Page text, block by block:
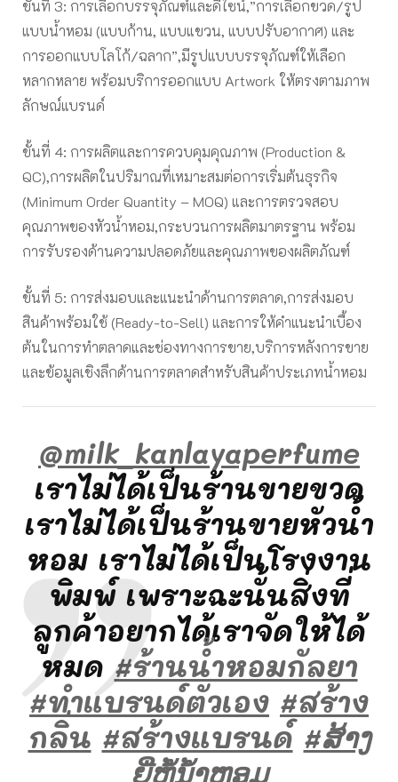
ขั้นที่ 3: การเลือกบรรจุภัณฑ์และดีไซน์,”การเลือกขวด/รูป
แบบน้ำหอม (แบบก้าน, แบบแขวน, แบบปรับอากาศ) และ
การออกแบบโลโก้/ฉลาก”,มีรูปแบบบรรจุภัณฑ์ให้เลือก
หลากหลาย พร้อมบริการออกแบบ Artwork ให้ตรงตามภาพ
ลักษณ์แบรนด์
ขั้นที่ 4: การผลิตและการควบคุมคุณภาพ (Production &
QC),การผลิตในปริมาณที่เหมาะสมต่อการเริ่มต้นธุรกิจ
(Minimum Order Quantity – MOQ) และการตรวจสอบ
คุณภาพของหัวน้ำหอม,กระบวนการผลิตมาตรฐาน พร้อม
การรับรองด้านความปลอดภัยและคุณภาพของผลิตภัณฑ์
ขั้นที่ 5: การส่งมอบและแนะนำด้านการตลาด,การส่งมอบ
สินค้าพร้อมใช้ (Ready-to-Sell) และการให้คำแนะนำเบื้อง
ต้นในการทำตลาดและช่องทางการขาย,บริการหลังการขาย
และข้อมูลเชิงลึกด้านการตลาดสำหรับสินค้าประเภทน้ำหอม
@milk_kanlayaperfume
เราไม่ได้เป็นร้านขายขวด
เราไม่ได้เป็นร้านขายหัวน้ำ
หอม เราไม่ได้เป็นโรงงาน
พิมพ์ เพราะฉะนั้นสิ่งที่
ลูกค้าอยากได้เราจัดให้ได้
หมด#ร้านน้ําหอมกัลยา
#ทําแบรนด์ตัวเอง #สร้าง
กลิ่น #สร้างแบรนด์ #ສ້າງ
ຍີ່ຫໍ້ນໍ້າຫອມ